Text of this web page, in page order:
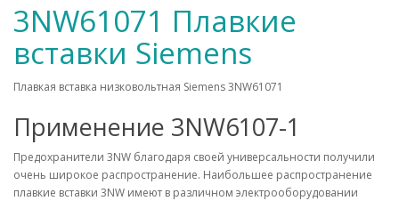
3NW61071 Плавкие
вставки Siemens
Плавкая вставка низковольтная Siemens 3NW61071
Применение 3NW6107-1
Предохранители 3NW благодаря своей универсальности получили
очень широкое распространение. Наибольшее распространение
плавкие вставки 3NW имеют в различном электрооборудовании